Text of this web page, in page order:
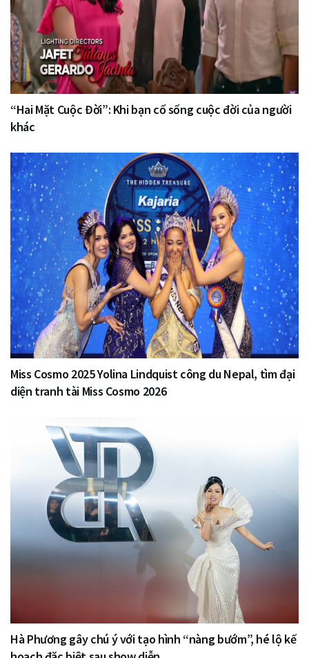
“Hai Mặt Cuộc Đời”: Khi bạn cố sống cuộc đời của người
khác
Miss Cosmo 2025 Yolina Lindquist công du Nepal, tìm đại
diện tranh tài Miss Cosmo 2026
Hà Phương gây chú ý với tạo hình “nàng bướm”, hé lộ kế